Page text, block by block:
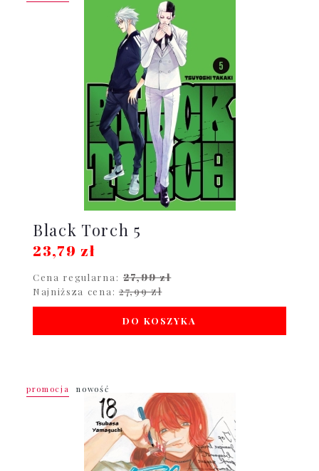
Black Torch 5
23,79 zł
Cena regularna: 27,99 zł
Najniższa cena: 27,99 zł
DO KOSZYKA
promocja nowość